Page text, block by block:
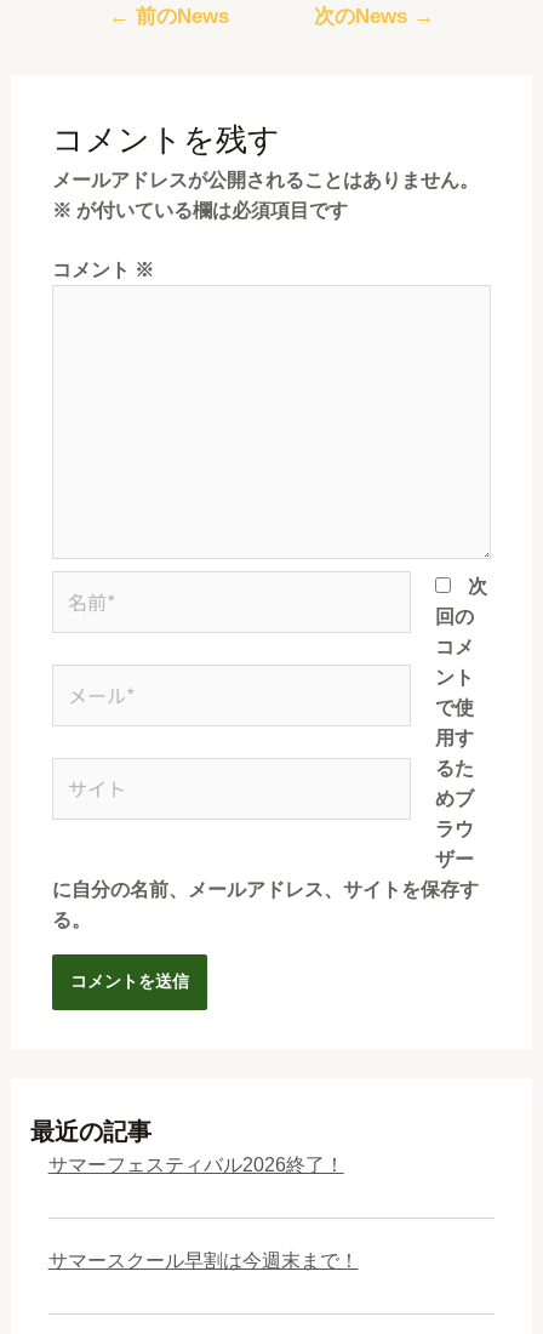
← 前のNews 次のNews →
コメントを残す
メールアドレスが公開されることはありません。
※ が付いている欄は必須項目です
コメント ※
次
回の
コメ
ント
で使
用す
るた
めブ
ラウ
ザー
に自分の名前、メールアドレス、サイトを保存す
る。
最近の記事
サマーフェスティバル2026終了！
サマースクール早割は今週末まで！